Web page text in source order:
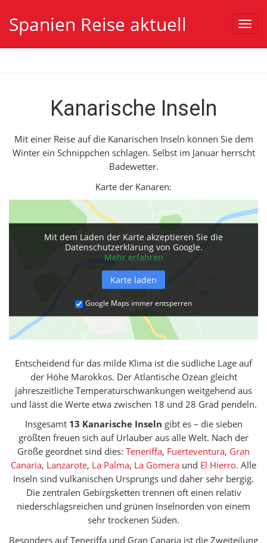
Spanien Reise aktuell
Kanarische Inseln
Mit einer Reise auf die Kanarischen Inseln können Sie dem
Winter ein Schnippchen schlagen. Selbst im Januar herrscht
Badewetter.
Karte der Kanaren:
Mit dem Laden der Karte akzeptieren Sie die
Datenschutzerklärung von Google.
Mehr erfahren
Karte laden
Google Maps immer entsperren
Entscheidend für das milde Klima ist die südliche Lage auf
der Höhe Marokkos. Der Atlantische Ozean gleicht
jahreszeitliche Temperaturschwankungen weitgehend aus
und lässt die Werte etwa zwischen 18 und 28 Grad pendeln.
Insgesamt 13 Kanarische Inseln gibt es – die sieben
größten freuen sich auf Urlauber aus alle Welt. Nach der
Größe geordnet sind dies: Teneriffa, Fuerteventura, Gran
Canaria, Lanzarote, La Palma, La Gomera und El Hierro. Alle
Inseln sind vulkanischen Ursprungs und daher sehr bergig.
Die zentralen Gebirgsketten trennen oft einen relativ
niederschlagsreichen und grünen Inselnorden von einem
sehr trockenen Süden.
Besonders auf Teneriffa und Gran Canaria ist die Zweiteilung